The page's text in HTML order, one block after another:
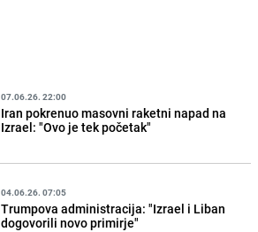
07.06.26. 22:00
Iran pokrenuo masovni raketni napad na
Izrael: "Ovo je tek početak"
04.06.26. 07:05
Trumpova administracija: "Izrael i Liban
dogovorili novo primirje"